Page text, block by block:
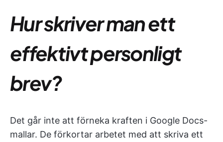
Hur skriver man ett
effektivt personligt
brev?
Det går inte att förneka kraften i Google Docs-
mallar. De förkortar arbetet med att skriva ett